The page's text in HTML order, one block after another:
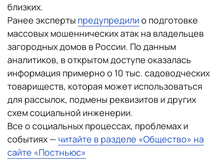
близких.
Ранее эксперты предупредили о подготовке
массовых мошеннических атак на владельцев
загородных домов в России. По данным
аналитиков, в открытом доступе оказалась
информация примерно о 10 тыс. садоводческих
товариществ, которая может использоваться
для рассылок, подмены реквизитов и других
схем социальной инженерии.
Все о социальных процессах, проблемах и
событиях — читайте в разделе «Общество» на
сайте «Постньюс»